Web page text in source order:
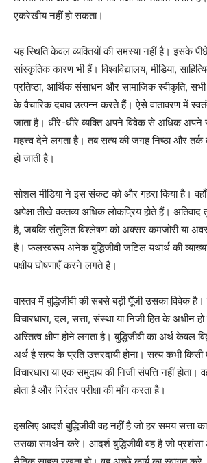
एकरेखीय नहीं हो सकता।
यह स्थिति केवल व्यक्तियों की समस्या नहीं है। इसके
सांस्कृतिक कारण भी हैं। विश्वविद्यालय, मीडिया,
प्रतिष्ठा, आर्थिक संसाधन और सामाजिक स्वीकृति,
के वैचारिक दबाव उत्पन्न करते हैं। ऐसे वातावरण में
जाता है। धीरे-धीरे व्यक्ति अपने विवेक से अधिक अपने
महत्त्व देने लगता है। तब सत्य की जगह निष्ठा और
हो जाती है।
सोशल मीडिया ने इस संकट को और गहरा किया है। वहाँ
अपेक्षा तीखे वक्तव्य अधिक लोकप्रिय होते हैं। अतिवाद
है, जबकि संतुलित विश्लेषण को अक्सर कमजोरी या
है। फलस्वरूप अनेक बुद्धिजीवी जटिल यथार्थ की
पक्षीय घोषणाएँ करने लगते हैं।
वास्तव में बुद्धिजीवी की सबसे बड़ी पूँजी उसका विवेक है।
विचारधारा, दल, सत्ता, संस्था या निजी हित के अधीन
अस्तित्व क्षीण होने लगता है। बुद्धिजीवी का अर्थ केवल
अर्थ है सत्य के प्रति उत्तरदायी होना। सत्य कभी
विचारधारा या एक समुदाय की निजी संपत्ति नहीं
होता है और निरंतर परीक्षा की माँग करता है।
इसलिए आदर्श बुद्धिजीवी वह नहीं है जो हर समय सत्ता
उसका समर्थन करे। आदर्श बुद्धिजीवी वह है जो